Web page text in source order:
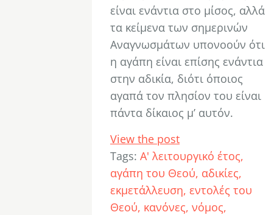
είναι ενάντια στο μίσος, αλλά
τα κείμενα των σημερινών
Αναγνωσμάτων υπονοούν ότι
η αγάπη είναι επίσης ενάντια
στην αδικία, διότι όποιος
αγαπά τον πλησίον του είναι
πάντα δίκαιος μ’ αυτόν.
View the post
Tags: Α' λειτουργικό έτος
αγάπη του Θεού αδικίες
εκμετάλλευση εντολές του
Θεού κανόνες νόμος